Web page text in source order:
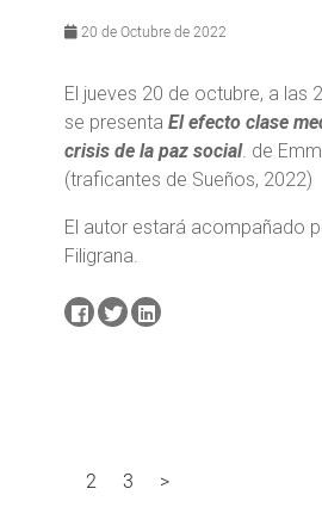
20 de Octubre de 2022
El jueves 20 de octubre, a las
se presenta El efecto clase
crisis de la paz social. de
(traficantes de Sueños, 2022)
El autor estará acompañado
Filigrana.
2 3 >